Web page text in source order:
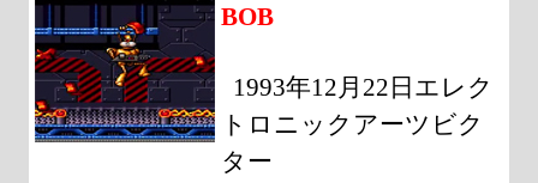
BOB
1993年12月22日エレク
トロニックアーツビク
ター